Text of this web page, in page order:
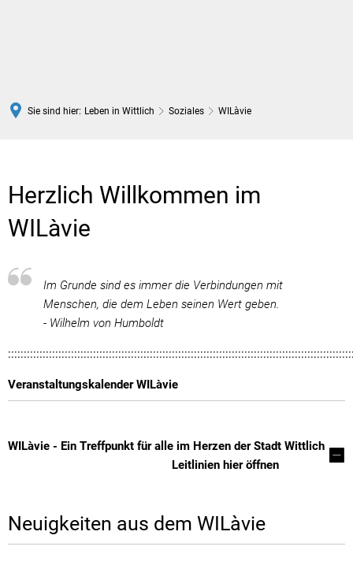
Sie sind hier: Leben in Wittlich Soziales WILàvie
Herzlich Willkommen im
WILàvie
Im Grunde sind es immer die Verbindungen mit
Menschen, die dem Leben seinen Wert geben.
- Wilhelm von Humboldt
Veranstaltungskalender WILàvie
WILàvie - Ein Treffpunkt für alle im Herzen der Stadt Wittlich
Leitlinien hier öffnen
Neuigkeiten aus dem WILàvie